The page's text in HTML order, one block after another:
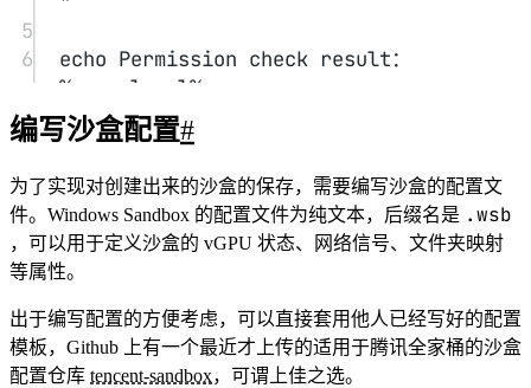
16
"",
"runas", 1
>>
"%temp%\getadmin.vbs"
17
18
echo Running
"%temp%\getadmin.vbs"
19
timeout /T 2
20
"%temp%\getadmin.vbs"
21
exit /B
22
23
:gotAdmin
24
if exist "%temp%\getadmin.vbs" ( del
"%temp%\getadmin.vbs" )
5
6
echo Permission check result：
%errorlevel%
7
8
REM --> If error
have admin.
9
if '%errorlevel%' NEQ '0' (
10
echo Requesting administrative
privileges...
11
goto
12
) else ( goto gotAdmin )
13
14
:UACPrompt
编写沙盒配置#
为了实现对创建出来的沙盒的保存，需要编写沙盒的配置文
件。Windows Sandbox 的配置文件为纯文本，后缀名是 .wsb
，可以用于定义沙盒的 vGPU 状态、网络信号、文件夹映射
等属性。
出于编写配置的方便考虑，可以直接套用他人已经写好的配置
模板，Github 上有一个最近才上传的适用于腾讯全家桶的沙盒
配置仓库 tencent-sandbox，可谓上佳之选。